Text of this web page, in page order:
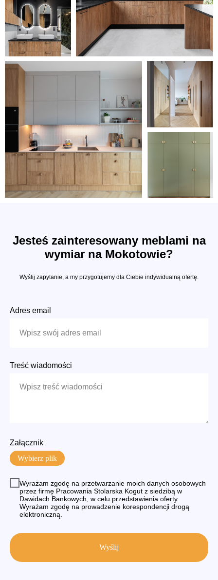
Jesteś zainteresowany meblami na
wymiar na Mokotowie?
Wyślij zapytanie, a my przygotujemy dla Ciebie indywidualną ofertę.
Adres email
Treść wiadomości
Załącznik
Wybierz plik
Wyrażam zgodę na przetwarzanie moich danych osobowych
przez firmę Pracowania Stolarska Kogut z siedzibą w
Dawidach Bankowych, w celu przedstawienia oferty.
Wyrażam zgodę na prowadzenie korespondencji drogą
elektroniczną.
Wyślij